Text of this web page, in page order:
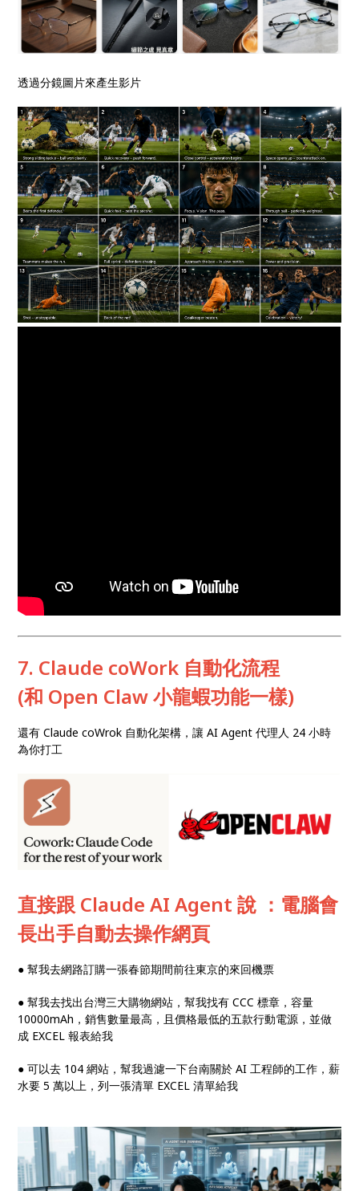
透過分鏡圖片來產生影片
7. Claude coWork 自動化流程
(和 Open Claw 小龍蝦功能一樣)
還有 Claude coWrok 自動化架構，讓 AI Agent 代理人 24 小時
為你打工
直接跟 Claude AI Agent 說 ：電腦會
長出手自動去操作網頁
● 幫我去網路訂購一張春節期間前往東京的來回機票
● 幫我去找出台灣三大購物網站，幫我找有 CCC 標章，容量
10000mAh，銷售數量最高，且價格最低的五款行動電源，並做
成 EXCEL 報表給我
● 可以去 104 網站，幫我過濾一下台南關於 AI 工程師的工作，薪
水要 5 萬以上，列一張清單 EXCEL 清單給我